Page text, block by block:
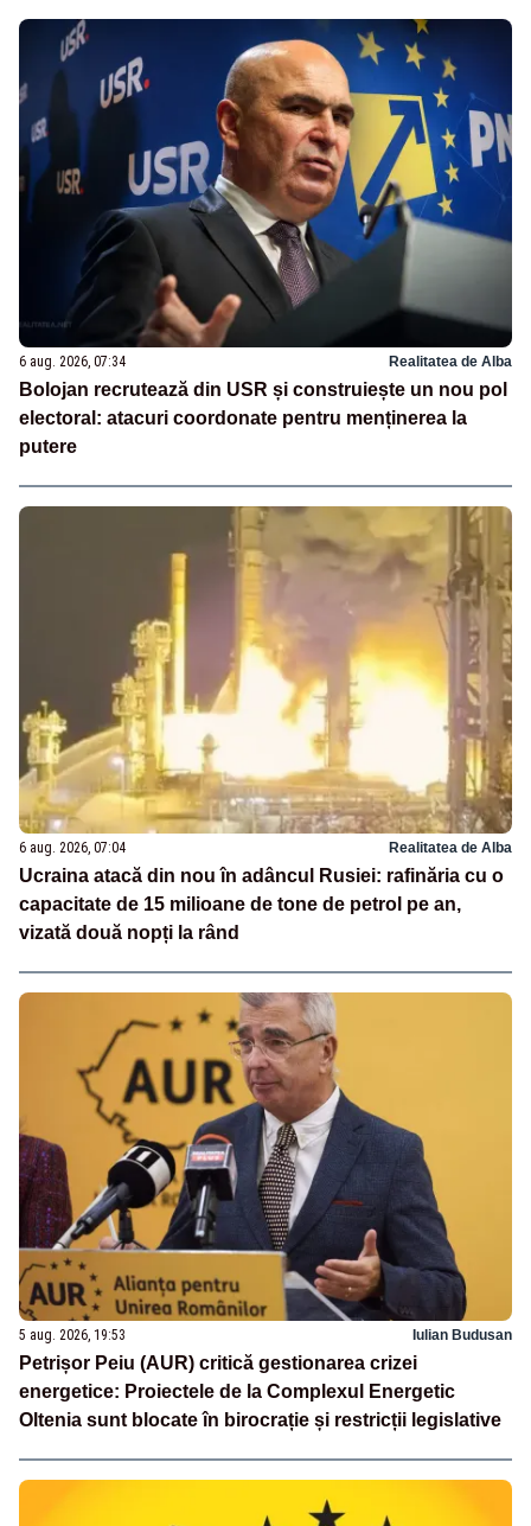
6 aug. 2026, 07:34 Realitatea de Alba
Bolojan recrutează din USR și construiește un nou pol
electoral: atacuri coordonate pentru menținerea la
putere
6 aug. 2026, 07:04 Realitatea de Alba
Ucraina atacă din nou în adâncul Rusiei: rafinăria cu o
capacitate de 15 milioane de tone de petrol pe an,
vizată două nopți la rând
5 aug. 2026, 19:53 Iulian Budusan
Petrișor Peiu (AUR) critică gestionarea crizei
energetice: Proiectele de la Complexul Energetic
Oltenia sunt blocate în birocrație și restricții legislative